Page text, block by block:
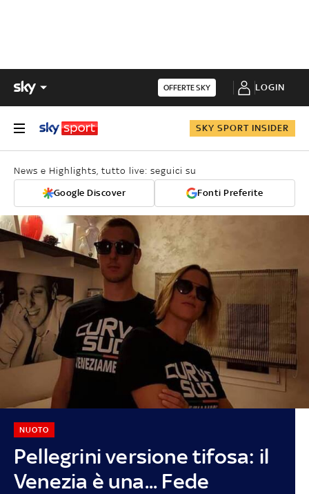
OFFERTE SKY LOGIN
SKY SPORT INSIDER
News e Highlights, tutto live: seguici su
Google Discover Fonti Preferite
Pellegrini versione tifosa: il
Venezia è una... Fede
NUOTO